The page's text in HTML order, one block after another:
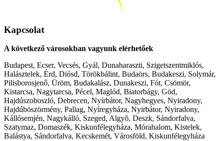
Kapcsolat
A következő városokban vagyunk elérhetőek
Budapest, Ecser, Vecsés, Gyál, Dunaharaszti, Szigetszentmiklós,
Halásztelek, Érd, Diósd, Törökbálint, Budaörs, Budakeszi, Solymár,
Pilisborosjenő, Üröm, Budakalász, Dunakeszi, Fót, Csömör,
Kistarcsa, Nagytarcsa, Pécel, Maglód, Biatorbágy, Göd,
Hajdúszoboszló, Debrecen, Nyírbátor, Nagyhegyes, Nyiradony,
Hajdúböszörmény, Pallag, Nyíregyháza, Nyirbátor, Nyiradony,
Kállósemjén, Nagykálló, Szeged, Algyõ, Deszk, Sándorfalva,
Szatymaz, Domaszék, Kiskunfélegyháza, Mórahalom, Kistelek,
Balástya, Sándorfalva, Kecskemét, Városföld, Kiskunfélegyháza